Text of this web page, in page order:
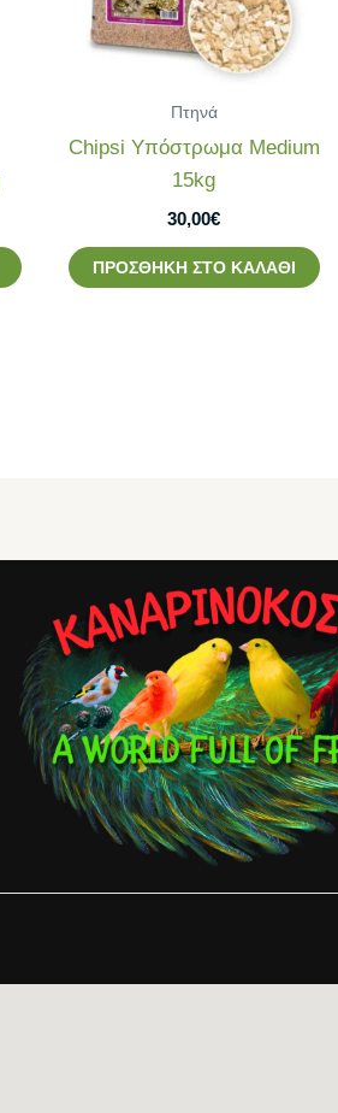
Πτηνά
Chipsi Υπόστρωμα Medium
15kg
30,00€
ΠΡΟΣΘΉΚΗ ΣΤΟ ΚΑΛΆΘΙ